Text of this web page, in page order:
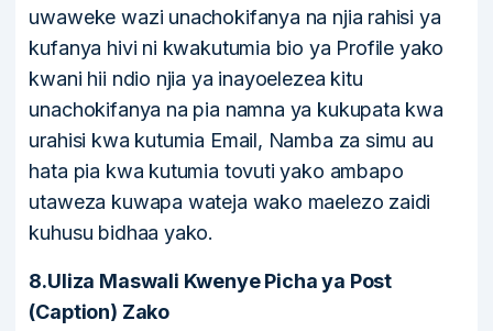
uwaweke wazi unachokifanya na njia rahisi ya
kufanya hivi ni kwakutumia bio ya Profile yako
kwani hii ndio njia ya inayoelezea kitu
unachokifanya na pia namna ya kukupata kwa
urahisi kwa kutumia Email, Namba za simu au
hata pia kwa kutumia tovuti yako ambapo
utaweza kuwapa wateja wako maelezo zaidi
kuhusu bidhaa yako.
8.Uliza Maswali Kwenye Picha ya Post
(Caption) Zako